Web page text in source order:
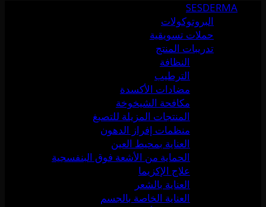
SESDERMA
البروتوكولات
حملات تسويقية
تدريبات المنتج
النظافة
الترطيب
مضادات الأكسدة
مكافحة الشيخوخة
المنتجات المزيلة للتصبغ
منظمات إفراز الدهون
العناية بمحيط العين
الحماية من الأشعة فوق البنفسجية
علاج الإكزيما
العناية بالشعر
العناية الخاصة بالجسم